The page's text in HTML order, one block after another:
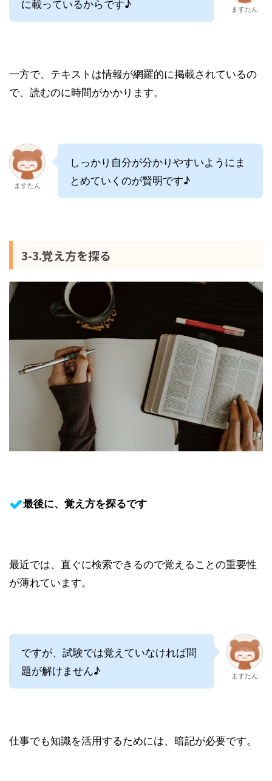
に載っているからです♪ ますたん
一方で、テキストは情報が網羅的に掲載されているの
で、読むのに時間がかかります。
ますたん
しっかり自分が分かりやすいようにま
とめていくのが賢明です♪
3-3.覚え方を探る
最後に、覚え方を探るです
最近では、直ぐに検索できるので覚えることの重要性
が薄れています。
ですが、試験では覚えていなければ問
題が解けません♪
ますたん
仕事でも知識を活用するためには、暗記が必要です。